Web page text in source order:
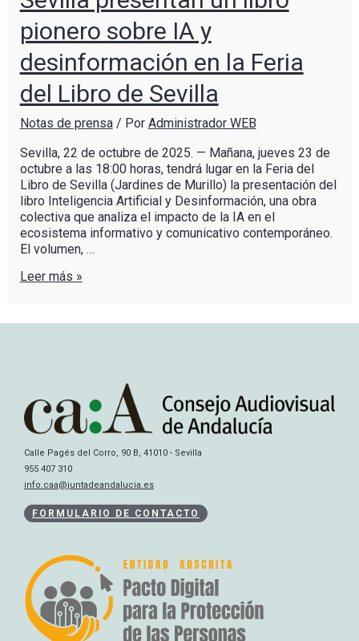
pionero sobre IA y
desinformación en la Feria
del Libro de Sevilla
Notas de prensa/ Por Administrador WEB
Sevilla, 22 de octubre de 2025. — Mañana, jueves 23 de
octubre a las 18:00 horas, tendrá lugar en la Feria del
Libro de Sevilla (Jardines de Murillo) la presentación del
libro Inteligencia Artificial y Desinformación, una obra
colectiva que analiza el impacto de la IA en el
ecosistema informativo y comunicativo contemporáneo.
El volumen, …
Leer más »
Calle Pagés del Corro, 90 B, 41010 - Sevilla
955 407 310
info.caa@juntadeandalucia.es
FORMULARIO DE CONTACTO